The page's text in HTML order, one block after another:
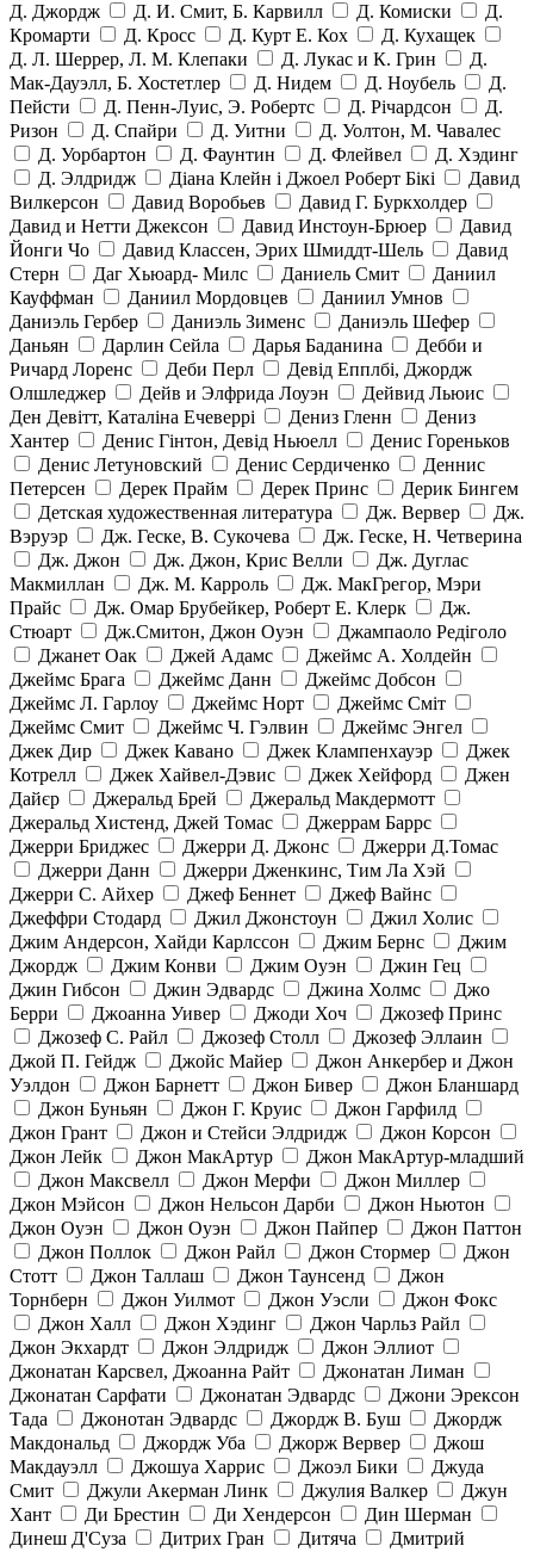
Д. Джордж
Д. И. Смит, Б. Карвилл Д. Комиски
Д.
Кромарти
Д. Кросс Д. Курт Е. Кох
Д. Кухащек
Д. Л. Шеррер, Л. М. Клепаки
Д. Лукас и К. Грин
Д.
Мак-Дауэлл, Б. Хостетлер
Д. Нидем Д. Ноубель
Д.
Пейсти
Д. Пенн-Луис, Э. Робертс Д. Річардсон
Д.
Ризон
Д. Спайри Д. Уитни
Д. Уолтон, М. Чавалес
Д. Уорбартон
Д. Фаунтин Д. Флейвел
Д. Хэдинг
Д. Элдридж
Діана Клейн і Джоел Роберт Бікі
Давид
Вилкерсон
Давид Воробьев
Давид Г. Буркхолдер
Давид и Нетти Джексон
Давид Инстоун-Брюер
Давид
Йонги Чо
Давид Классен, Эрих Шмиддт-Шель
Давид
Стерн
Даг Хьюард- Милс Даниель Смит
Даниил
Кауффман
Даниил Мордовцев
Даниил Умнов
Даниэль Гербер
Даниэль Зименс
Даниэль Шефер
Даньян
Дарлин Сейла Дарья Баданина
Дебби и
Ричард Лоренс
Деби Перл
Девід Епплбі, Джордж
Олшледжер
Дейв и Элфрида Лоуэн
Дейвид Льюис
Ден Девітт, Каталіна Ечеверрі
Дениз Гленн
Дениз
Хантер
Денис Гінтон, Девід Ньюелл
Денис Гореньков
Денис Летуновский
Денис Сердиченко
Деннис
Петерсен
Дерек Прайм Дерек Принс
Дерик Бингем
Детская художественная литература
Дж. Вервер
Дж.
Вэруэр
Дж. Геске, В. Сукочева
Дж. Геске, Н. Четверина
Дж. Джон
Дж. Джон, Крис Велли
Дж. Дуглас
Макмиллан
Дж. М. Карроль
Дж. МакГрегор, Мэри
Прайс
Дж. Омар Брубейкер, Роберт Е. Клерк
Дж.
Стюарт
Дж.Смитон, Джон Оуэн
Джампаоло Редіголо
Джанет Оак
Джей Адамс
Джеймс А. Холдейн
Джеймс Брага
Джеймс Данн
Джеймс Добсон
Джеймс Л. Гарлоу
Джеймс Норт
Джеймс Сміт
Джеймс Смит
Джеймс Ч. Гэлвин
Джеймс Энгел
Джек Дир
Джек Кавано Джек Клампенхауэр
Джек
Котрелл
Джек Хайвел-Дэвис Джек Хейфорд
Джен
Дайєр
Джеральд Брей
Джеральд Макдермотт
Джеральд Хистенд, Джей Томас
Джеррам Баррс
Джерри Бриджес
Джерри Д. Джонс
Джерри Д.Томас
Джерри Данн
Джерри Дженкинс, Тим Ла Хэй
Джерри С. Айхер
Джеф Беннет
Джеф Вайнс
Джеффри Стодард
Джил Джонстоун
Джил Холис
Джим Андерсон, Хайди Карлссон
Джим Бернс
Джим
Джордж
Джим Конви Джим Оуэн
Джин Гец
Джин Гибсон
Джин Эдвардс Джина Холмс
Джо
Берри
Джоанна Уивер Джоди Хоч
Джозеф Принс
Джозеф С. Райл
Джозеф Столл
Джозеф Эллаин
Джой П. Гейдж
Джойс Майер
Джон Анкербер и Джон
Уэлдон
Джон Барнетт Джон Бивер
Джон Бланшард
Джон Буньян
Джон Г. Круис
Джон Гарфилд
Джон Грант
Джон и Стейси Элдридж
Джон Корсон
Джон Лейк
Джон МакАртур
Джон МакАртур-младший
Джон Максвелл
Джон Мерфи
Джон Миллер
Джон Мэйсон
Джон Нельсон Дарби
Джон Ньютон
Джон Оуэн
Джон Оуэн Джон Пайпер
Джон Паттон
Джон Поллок
Джон Райл Джон Стормер
Джон
Стотт
Джон Таллаш Джон Таунсенд
Джон
Торнберн
Джон Уилмот Джон Уэсли
Джон Фокс
Джон Халл
Джон Хэдинг
Джон Чарльз Райл
Джон Экхардт
Джон Элдридж
Джон Эллиот
Джонатан Карсвел, Джоанна Райт
Джонатан Лиман
Джонатан Сарфати
Джонатан Эдвардс
Джони Эрексон
Тада
Джонотан Эдвардс Джордж В. Буш
Джордж
Макдональд
Джордж Уба Джорж Вервер
Джош
Макдауэлл
Джошуа Харрис Джоэл Бики
Джуда
Смит
Джули Акерман Линк Джулия Валкер
Джун
Хант
Ди Брестин Ди Хендерсон
Дин Шерман
Динеш Д'Суза
Дитрих Гран Дитяча Дмитрий